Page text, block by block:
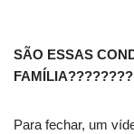
SÃO ESSAS
FAMÍLIA????????
Para fechar, um